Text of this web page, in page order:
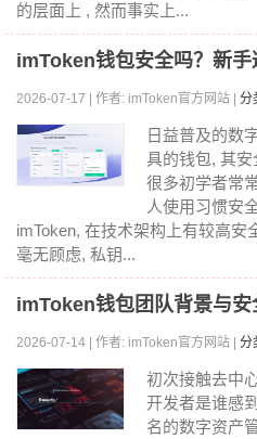
的层面上 , 然而事实上...
imToken钱包安全吗？新手
2026-07-17 | 作者: imToken官方网站 | 分
日益普及的数
具的钱包, 其
很多初学者常
人使用习惯安
imToken, 在技术架构上有较高
毫无顾虑, 私钥...
imToken钱包团队背景与安
2026-07-14 | 作者: imToken官方网站 | 分
73
初次接触去中
开发者是谁感
名的数字资产